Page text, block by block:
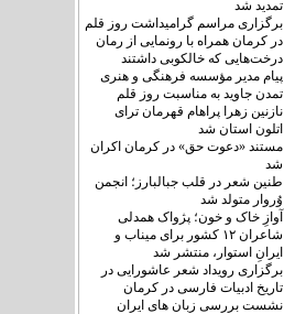
تمدید شد
برگزاری مراسم گرامیداشت روز قلم
در کرمان همراه با رونمایی از رمان
درخت‌هایی که خالکوبی داشتند
پیام مدیر مؤسسه فرهنگی و هنری
تمدن جاوید به مناسبت روز قلم
نازنین زهرا پراهام قهرمان ترای
اتلون استان شد
مستند «دعوت حق» در کرمان اکران
شد
طنین شعر در قلب جبالبارز؛ انجمن
وُروار متولد شد
آوازِ خاک و خون؛ پژواک همدلی
شاعران ۱۲ کشور برای میناب و
ایرانِ استوار، منتشر شد
برگزاری رویداد شعر عاشورایی در
تاریخ ادبیات فارسی در کرمان
نشست بررسی زبان های ایران